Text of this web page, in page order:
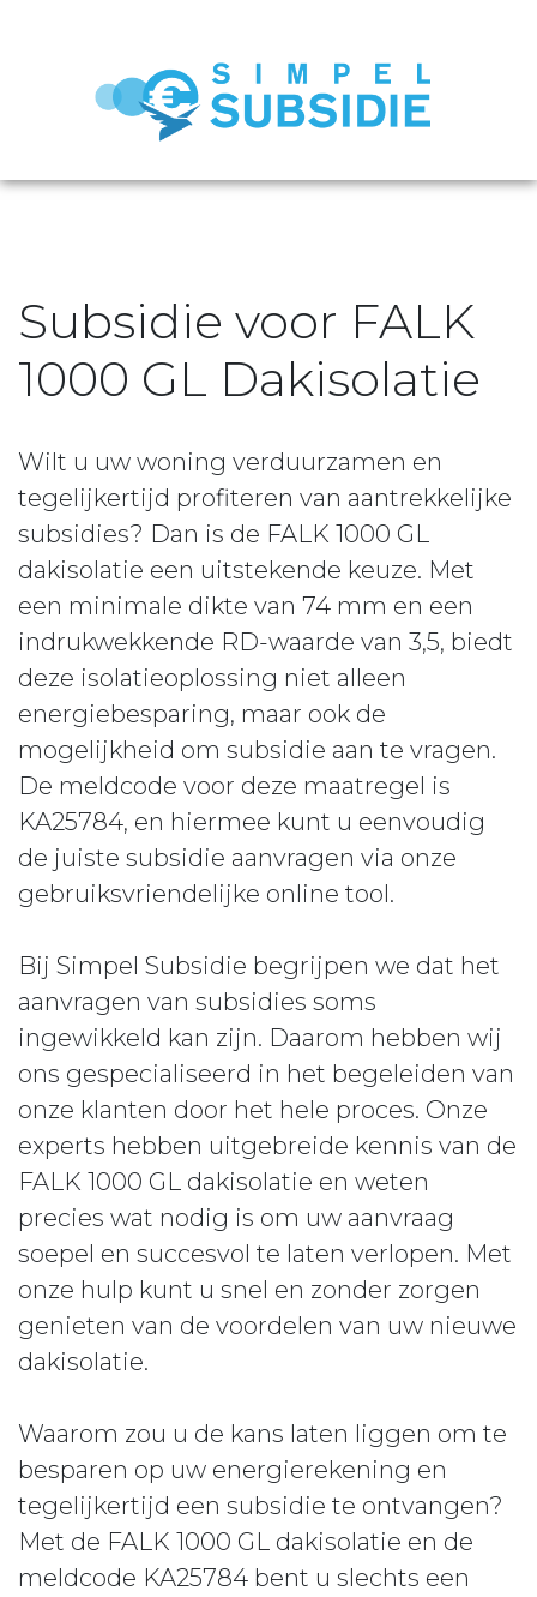
Subsidie voor FALK
1000 GL Dakisolatie
Wilt u uw woning verduurzamen en
tegelijkertijd profiteren van aantrekkelijke
subsidies? Dan is de FALK 1000 GL
dakisolatie een uitstekende keuze. Met
een minimale dikte van 74 mm en een
indrukwekkende RD-waarde van 3,5, biedt
deze isolatieoplossing niet alleen
energiebesparing, maar ook de
mogelijkheid om subsidie aan te vragen.
De meldcode voor deze maatregel is
KA25784, en hiermee kunt u eenvoudig
de juiste subsidie aanvragen via onze
gebruiksvriendelijke online tool.
Bij Simpel Subsidie begrijpen we dat het
aanvragen van subsidies soms
ingewikkeld kan zijn. Daarom hebben wij
ons gespecialiseerd in het begeleiden van
onze klanten door het hele proces. Onze
experts hebben uitgebreide kennis van de
FALK 1000 GL dakisolatie en weten
precies wat nodig is om uw aanvraag
soepel en succesvol te laten verlopen. Met
onze hulp kunt u snel en zonder zorgen
genieten van de voordelen van uw nieuwe
dakisolatie.
Waarom zou u de kans laten liggen om te
besparen op uw energierekening en
tegelijkertijd een subsidie te ontvangen?
Met de FALK 1000 GL dakisolatie en de
meldcode KA25784 bent u slechts een